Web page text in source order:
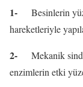
1-
Besinlerin
hareketleriyle
2-
Mekanik
enzimlerin etki